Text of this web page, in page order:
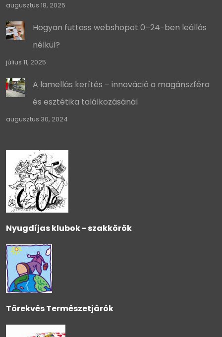
augusztus 18, 2025
Hogyan futtass webshopot 0–24-ben leállás
nélkül?
július 11, 2025
A lamellás kerítés – innováció a magánszféra
és esztétika találkozásánál
augusztus 30, 2024
Nyugdíjas klubok - szakkörök
Törekvés Természetjárók